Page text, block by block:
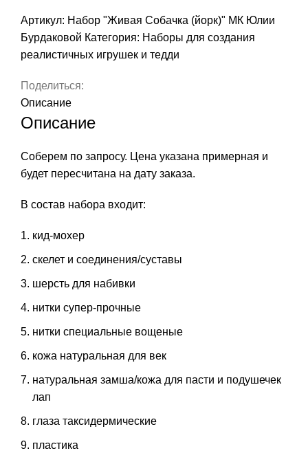
Артикул: Набор "Живая Собачка (йорк)" МК Юлии
Бурдаковой Категория: Наборы для создания
реалистичных игрушек и тедди
Поделиться:
Описание
Описание
Соберем по запросу. Цена указана примерная и
будет пересчитана на дату заказа.
В состав набора входит:
кид-мохер
скелет и соединения/суставы
шерсть для набивки
нитки супер-прочные
нитки специальные вощеные
кожа натуральная для век
натуральная замша/кожа для пасти и подушечек
лап
глаза таксидермические
пластика